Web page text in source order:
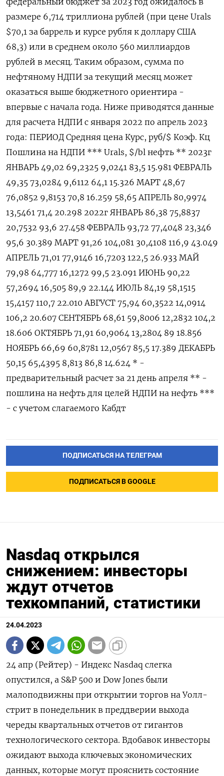
размере 6,714 триллиона рублей (при цене Urals
$70,1 за баррель и курсе рубля к доллару США
68,3) или в среднем около 560 миллиардов
рублей в месяц. Таким образом, сумма по
нефтяному НДПИ за текущий месяц может
оказаться выше бюджетного ориентира -
впервые с начала года. Ниже приводятся данные
для расчета НДПИ с января 2022 по апрель 2023
года: ПЕРИОД Средняя цена Курс, руб/$ Коэф. Кц
Пошлина на НДПИ *** Urals, $/bl нефть ** 2023г
ЯНВАРЬ 49,02 69,2325 9,0241 83,5 15.981 ФЕВРАЛЬ
49,35 73,0284 9,6112 64,1 15.326 МАРТ 48,67
76,0852 9,8153 70,8 16.259 58,65 АПРЕЛЬ 80,9974
13,5461 71,4 20.298 2022г ЯНВАРЬ 86,38 75,8837
20,7532 93,6 27.458 ФЕВРАЛЬ 93,72 77,4048 23,346
95,6 30.389 МАРТ 91,26 104,081 30,4108 116,9 43.049
АПРЕЛЬ 71,01 77,9146 16,7203 122,5 26.933 МАЙ
79,98 64,777 16,1272 99,5 23.091 ИЮНЬ 90,22
57,2694 16,505 89,9 22.144 ИЮЛЬ 84,19 58,1515
15,4157 110,7 22.010 АВГУСТ 75,94 60,3522 14,0914
106,2 20.607 СЕНТЯБРЬ 68,61 59,8006 12,2832 104,2
18.606 ОКТЯБРЬ 71,91 60,9064 13,2804 89 18.856
НОЯБРЬ 66,69 60,8781 12,0567 85,5 17.389 ДЕКАБРЬ
50,15 65,4395 8,813 86,8 14.624 * -
предварительный расчет за 21 день апреля ** -
пошлина на нефть для целей НДПИ на нефть ***
- с учетом слагаемого Кабдт
ПОДПИСАТЬСЯ НА ТЕЛЕГРАМ
ПОДПИСАТЬСЯ В GOOGLE
Nasdaq открылся
снижением: инвесторы
ждут отчетов
техкомпаний, статистики
24.04.2023
24 апр (Рейтер) - Индекс Nasdaq слегка
опустился, а S&P 500 и Dow Jones были
малоподвижны при открытии торгов на Уолл-
стрит в понедельник в преддверии выхода
череды квартальных отчетов от гигантов
технологического сектора. Вдобавок инвесторы
ожидают выхода ключевых экономических
данных, которые могут прояснить состояние